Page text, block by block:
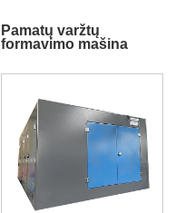
Pamatų varžtų
formavimo mašina